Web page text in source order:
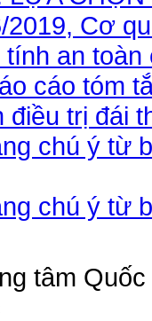
2019, Cơ
an
cáo tóm
điều trị đái
chú ý từ
chú ý từ
tâm